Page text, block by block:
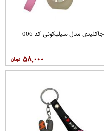
جاکلیدی مدل سیلیکونی کد 006
۵۸,۰۰۰